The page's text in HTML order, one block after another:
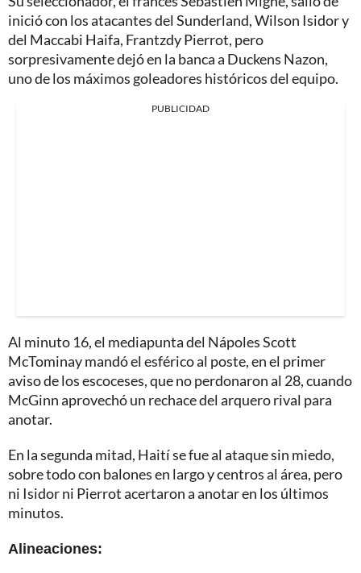
inició con los atacantes del Sunderland, Wilson Isidor y
del Maccabi Haifa, Frantzdy Pierrot, pero
sorpresivamente dejó en la banca a Duckens Nazon,
uno de los máximos goleadores históricos del equipo.
PUBLICIDAD
Al minuto 16, el mediapunta del Nápoles Scott
McTominay mandó el esférico al poste, en el primer
aviso de los escoceses, que no perdonaron al 28, cuando
McGinn aprovechó un rechace del arquero rival para
anotar.
En la segunda mitad, Haití se fue al ataque sin miedo,
sobre todo con balones en largo y centros al área, pero
ni Isidor ni Pierrot acertaron a anotar en los últimos
minutos.
Alineaciones: